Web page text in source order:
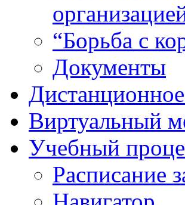
“Борьба с
Документы
Виртуальный
Учебный
Расписание